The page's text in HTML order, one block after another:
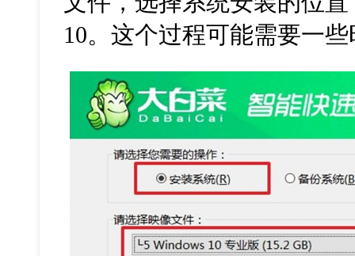
10。这个过程可能需要一